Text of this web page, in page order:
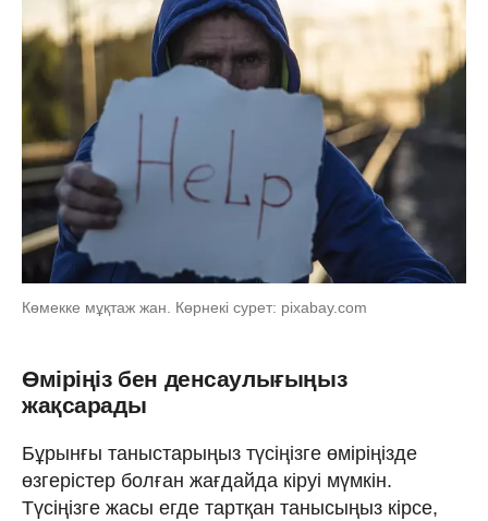
Көмекке мұқтаж жан. Көрнекі сурет: pixabay.com
Өміріңіз бен денсаулығыңыз
жақсарады
Бұрынғы таныстарыңыз түсіңізге өміріңізде
өзгерістер болған жағдайда кіруі мүмкін.
Түсіңізге жасы егде тартқан танысыңыз кірсе,